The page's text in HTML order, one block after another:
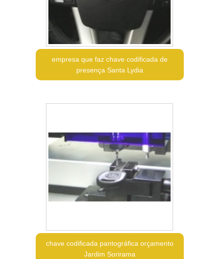
empresa que faz chave codificada de
presença Santa Lydia
chave codificada pantográfica orçamento
Jardim Sorirama